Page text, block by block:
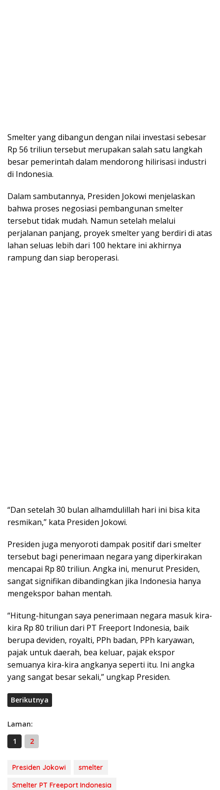
Smelter yang dibangun dengan nilai investasi sebesar
Rp 56 triliun tersebut merupakan salah satu langkah
besar pemerintah dalam mendorong hilirisasi industri
di Indonesia.
Dalam sambutannya, Presiden Jokowi menjelaskan
bahwa proses negosiasi pembangunan smelter
tersebut tidak mudah. Namun setelah melalui
perjalanan panjang, proyek smelter yang berdiri di atas
lahan seluas lebih dari 100 hektare ini akhirnya
rampung dan siap beroperasi.
“Dan setelah 30 bulan alhamdulillah hari ini bisa kita
resmikan,” kata Presiden Jokowi.
Presiden juga menyoroti dampak positif dari smelter
tersebut bagi penerimaan negara yang diperkirakan
mencapai Rp 80 triliun. Angka ini, menurut Presiden,
sangat signifikan dibandingkan jika Indonesia hanya
mengekspor bahan mentah.
“Hitung-hitungan saya penerimaan negara masuk kira-
kira Rp 80 triliun dari PT Freeport Indonesia, baik
berupa deviden, royalti, PPh badan, PPh karyawan,
pajak untuk daerah, bea keluar, pajak ekspor
semuanya kira-kira angkanya seperti itu. Ini angka
yang sangat besar sekali,” ungkap Presiden.
Berikutnya
Laman:
1
2
Presiden Jokowi
smelter
Smelter PT Freeport Indonesia